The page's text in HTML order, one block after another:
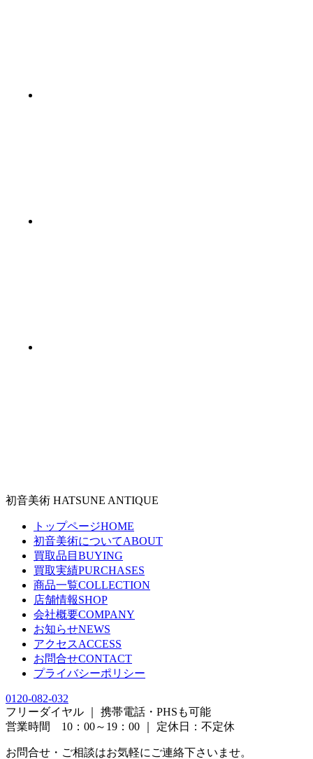
初音美術 HATSUNE ANTIQUE
トップページHOME
初音美術についてABOUT
買取品目 BUYING
買取実績PURCHASES
商品一覧COLLECTION
店舗情報SHOP
会社概要COMPANY
お知らせNEWS
アクセスACCESS
お問合せCONTACT
プライバシーポリシー
0120-082-032
フリーダイヤル ｜ 携帯電話・PHSも可能
営業時間 10：00～19：00 ｜ 定休日：不定休
お問合せ・ご相談はお気軽にご連絡下さいませ。